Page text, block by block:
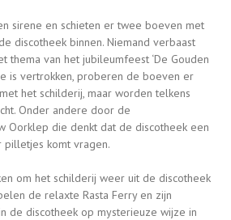
sirene en schieten er twee boeven met
de discotheek binnen. Niemand verbaast
thema van het jubileumfeest ‘De Gouden
is vertrokken, proberen de boeven er
het schilderij, maar worden telkens
Onder andere door de
Oorklep die denkt dat de discotheek een
pilletjes komt vragen.
om het schilderij weer uit de discotheek
de relaxte Rasta Ferry en zijn
de discotheek op mysterieuze wijze in